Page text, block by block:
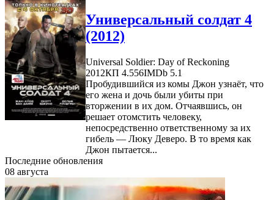
Универсальный солдат 4
(2012)
Universal Soldier: Day of Reckoning
2012КП 4.556IMDb 5.1
Пробудившийся из комы Джон узнаёт, что
его жена и дочь были убиты при
вторжении в их дом. Отчаявшись, он
решает отомстить человеку,
непосредственно ответственному за их
гибель — Люку Деверо. В то время как
Джон пытается...
Последние обновления
08 августа